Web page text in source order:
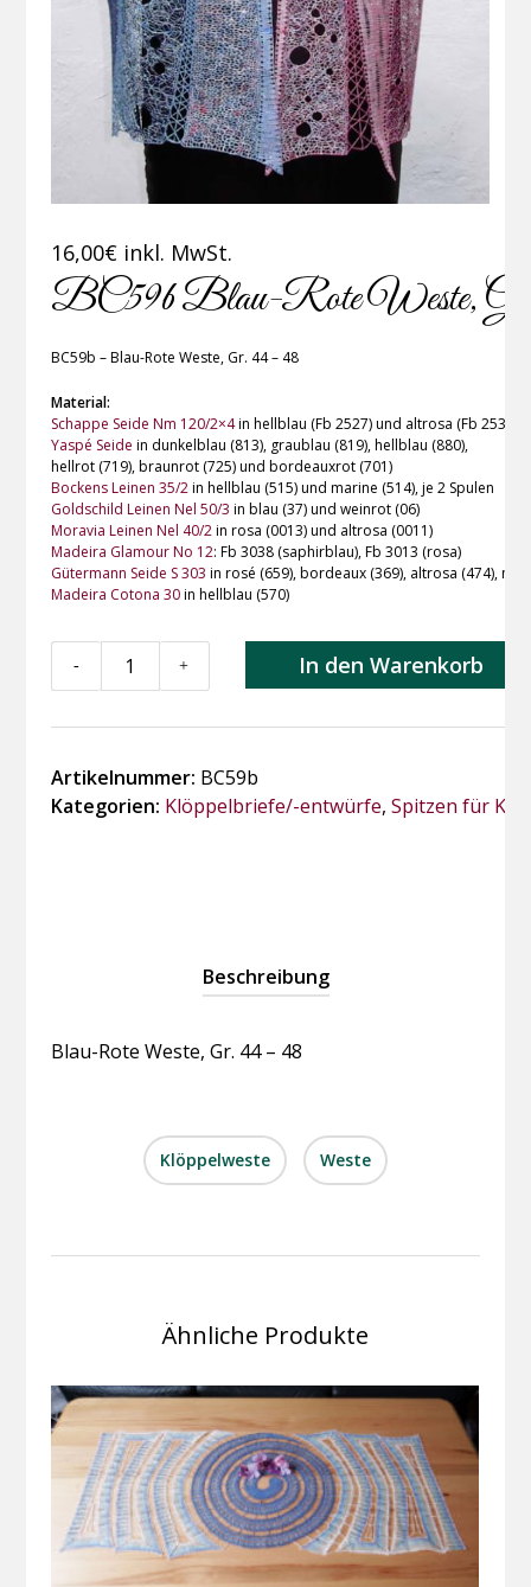
16,00€ inkl. MwSt.
BC59b Blau-Rote Weste, Gr.
BC59b – Blau-Rote Weste, Gr. 44 – 48
Material:
Schappe Seide Nm 120/2×4in hellblau (Fb 2527) und altrosa (Fb 2534)
Yaspé Seide in dunkelblau (813), graublau (819), hellblau (880),
hellrot (719), braunrot (725) und bordeauxrot (701)
Bockens Leinen 35/2in hellblau (515) und marine (514), je 2 Spulen
Goldschild Leinen Nel 50/3 in blau (37) und weinrot (06)
Moravia Leinen Nel 40/2in rosa (0013) und altrosa (0011)
Madeira Glamour No 12: Fb 3038 (saphirblau), Fb 3013 (rosa)
Gütermann Seide S 303 in rosé (659), bordeaux (369), altrosa (474),
Madeira Cotona 30in hellblau (570)
Blau-
Gr.
44
- + In den Warenkorb
Artikelnummer: BC59b
Kategorien: Klöppelbriefe/-entwürfe, Spitzen für
Beschreibung
Blau-Rote Weste, Gr. 44 – 48
Klöppelweste Weste
Ähnliche Produkte